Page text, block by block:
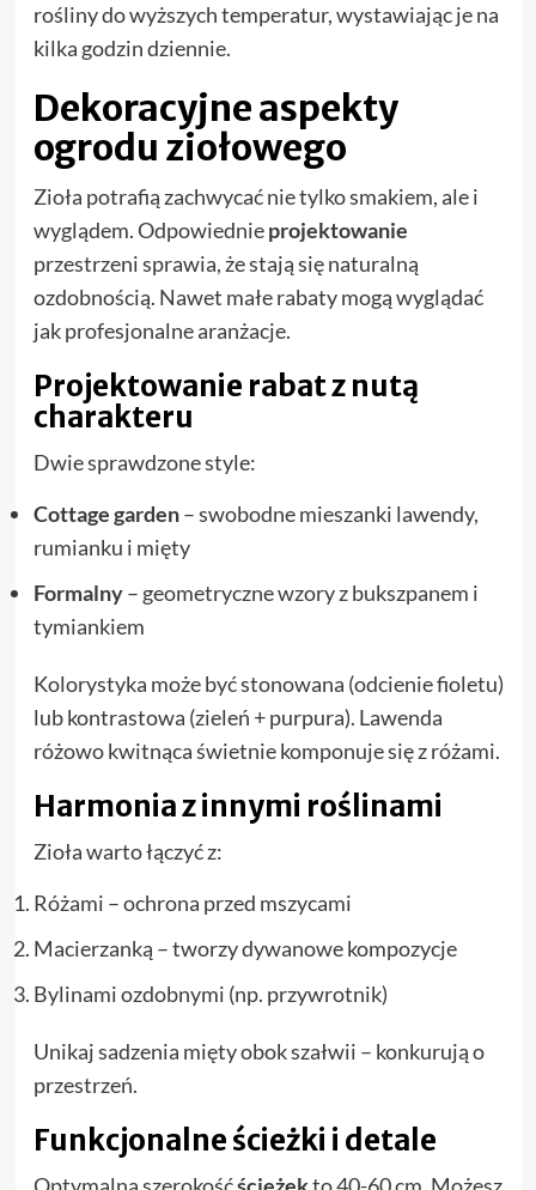
rośliny do wyższych temperatur, wystawiając je na
kilka godzin dziennie.
Dekoracyjne aspekty
ogrodu ziołowego
Zioła potrafią zachwycać nie tylko smakiem, ale i
wyglądem. Odpowiednieprojektowanie
przestrzeni sprawia, że stają się naturalną
ozdobnością. Nawet małe rabaty mogą wyglądać
jak profesjonalne aranżacje.
Projektowanie rabat z nutą
charakteru
Dwie sprawdzone style:
Cottage garden– swobodne mieszanki lawendy,
rumianku i mięty
Formalny– geometryczne wzory z bukszpanem i
tymiankiem
Kolorystyka może być stonowana (odcienie fioletu)
lub kontrastowa (zieleń + purpura). Lawenda
różowo kwitnąca świetnie komponuje się z różami.
Harmonia z innymi roślinami
Zioła warto łączyć z:
Różami – ochrona przed mszycami
Macierzanką – tworzy dywanowe kompozycje
Bylinami ozdobnymi (np. przywrotnik)
Unikaj sadzenia mięty obok szałwii – konkurują o
przestrzeń.
Funkcjonalne ścieżki i detale